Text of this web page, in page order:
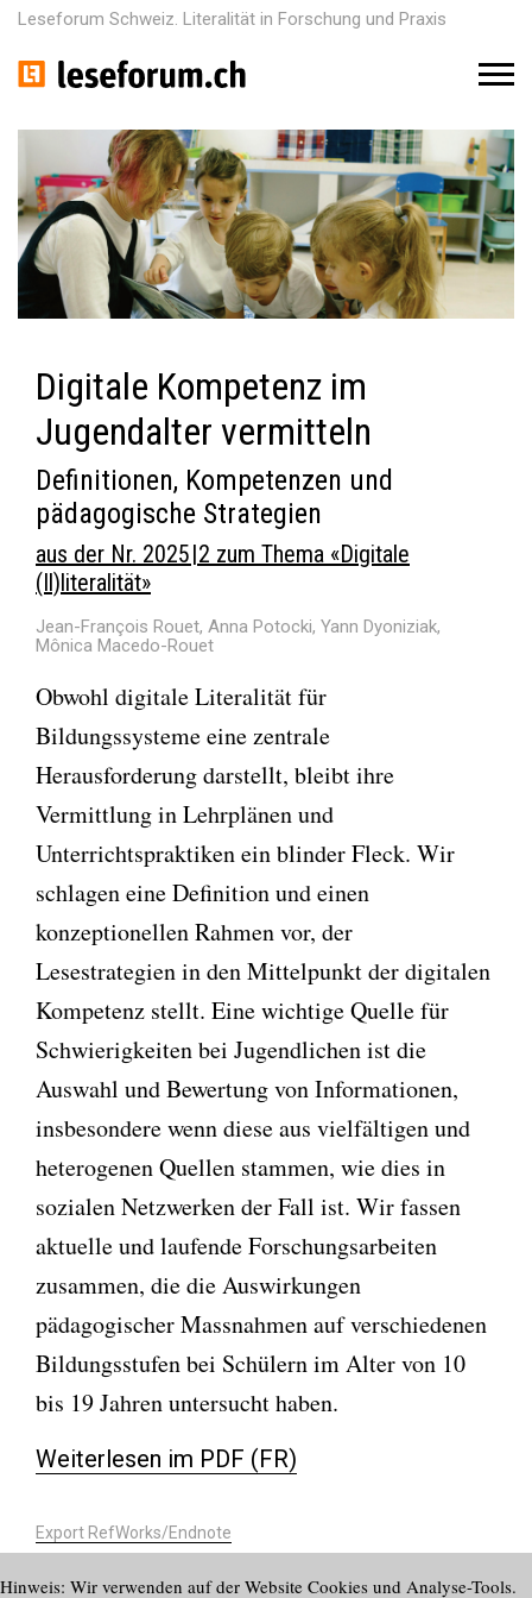
Leseforum Schweiz. Literalität in Forschung und Praxis
M
u
Digitale Kompetenz im
Jugendalter vermitteln
Definitionen, Kompetenzen und
pädagogische Strategien
aus der Nr. 2025 | 2 zum Thema «Digitale
(Il)literalität»
Jean-François Rouet, Anna Potocki, Yann Dyoniziak,
Mônica Macedo-Rouet
Obwohl digitale Literalität für
Bildungssysteme eine zentrale
Herausforderung darstellt, bleibt ihre
Vermittlung in Lehrplänen und
Unterrichtspraktiken ein blinder Fleck. Wir
schlagen eine Definition und einen
konzeptionellen Rahmen vor, der
Lesestrategien in den Mittelpunkt der digitalen
Kompetenz stellt. Eine wichtige Quelle für
Schwierigkeiten bei Jugendlichen ist die
Auswahl und Bewertung von Informationen,
insbesondere wenn diese aus vielfältigen und
heterogenen Quellen stammen, wie dies in
sozialen Netzwerken der Fall ist. Wir fassen
aktuelle und laufende Forschungsarbeiten
zusammen, die die Auswirkungen
pädagogischer Massnahmen auf verschiedenen
Bildungsstufen bei Schülern im Alter von 10
bis 19 Jahren untersucht haben.
Weiterlesen im PDF (FR)
Export RefWorks/Endnote
Hinweis: Wir verwenden auf der Website Cookies und Analyse-Tools.